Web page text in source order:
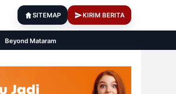
SITEMAP KIRIM BERITA
Beyond Mataram